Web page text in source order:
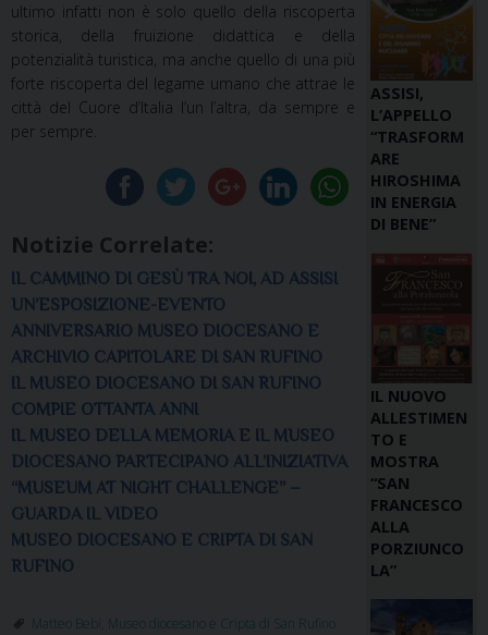
ultimo infatti non è solo quello della riscoperta
storica, della fruizione didattica e della
potenzialità turistica, ma anche quello di una più
forte riscoperta del legame umano che attrae le
città del Cuore d’Italia l’un l’altra, da sempre e
per sempre.
Notizie Correlate:
IL CAMMINO DI GESÙ TRA NOI, AD ASSISI
UN’ESPOSIZIONE-EVENTO
ANNIVERSARIO MUSEO DIOCESANO E
ARCHIVIO CAPITOLARE DI SAN RUFINO
IL MUSEO DIOCESANO DI SAN RUFINO
COMPIE OTTANTA ANNI
IL MUSEO DELLA MEMORIA E IL MUSEO
DIOCESANO PARTECIPANO ALL’INIZIATIVA
“MUSEUM AT NIGHT CHALLENGE” –
GUARDA IL VIDEO
MUSEO DIOCESANO E CRIPTA DI SAN
RUFINO
Matteo Bebi Museo diocesano e Cripta di San Rufino
ASSISI,
L’APPELLO
“TRASFORM
ARE
HIROSHIMA
IN ENERGIA
DI BENE”
IL NUOVO
ALLESTIMEN
TO E
MOSTRA
“SAN
FRANCESCO
ALLA
PORZIUNCO
LA”